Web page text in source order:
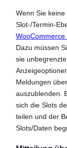
Wenn Sie
Slot-/Termin-
Dazu müssen
sie
Meldungen
auszublenden.
sich die Slots
teilen und der
Slots/Daten